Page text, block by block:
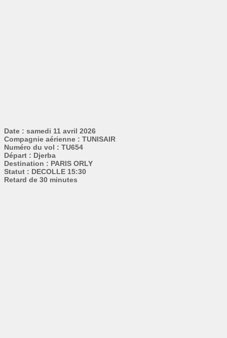
Date : samedi 11 avril 2026
Compagnie aérienne : TUNISAIR
Numéro du vol : TU654
Départ : Djerba
Destination : PARIS ORLY
Statut : DECOLLE 15:30
Retard de 30 minutes